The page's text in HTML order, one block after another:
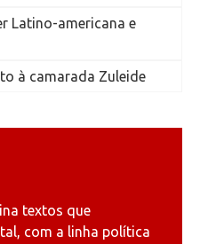
Latino-americana e
à camarada Zuleide
textos que
com a linha política